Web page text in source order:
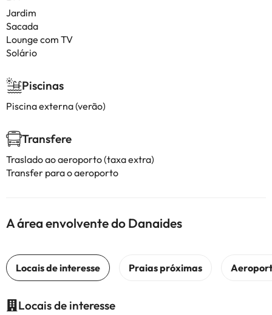
Jardim
Sacada
Lounge com TV
Solário
Piscinas
Piscina externa (verão)
Transfere
Traslado ao aeroporto (taxa extra)
Transfer para o aeroporto
A área envolvente do Danaides
Locais de interesse